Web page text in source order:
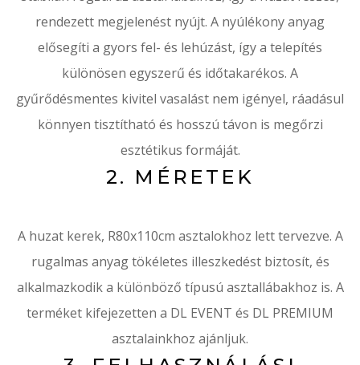
rendezett megjelenést nyújt. A nyúlékony anyag
elősegíti a gyors fel- és lehúzást, így a telepítés
különösen egyszerű és időtakarékos. A
gyűrődésmentes kivitel vasalást nem igényel, ráadásul
könnyen tisztítható és hosszú távon is megőrzi
esztétikus formáját.
2. MÉRETEK
A huzat kerek, R80x110cm asztalokhoz lett tervezve. A
rugalmas anyag tökéletes illeszkedést biztosít, és
alkalmazkodik a különböző típusú asztallábakhoz is. A
terméket kifejezetten a DL EVENT és DL PREMIUM
asztalainkhoz ajánljuk.